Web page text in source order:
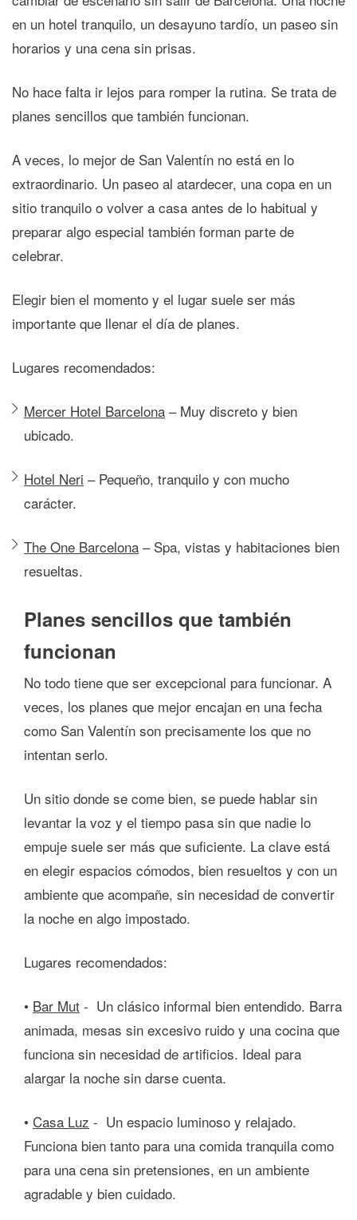
en un hotel tranquilo, un desayuno tardío, un paseo sin
horarios y una cena sin prisas.
No hace falta ir lejos para romper la rutina. Se trata de
planes sencillos que también funcionan.
A veces, lo mejor de San Valentín no está en lo
extraordinario. Un paseo al atardecer, una copa en un
sitio tranquilo o volver a casa antes de lo habitual y
preparar algo especial también forman parte de
celebrar.
Elegir bien el momento y el lugar suele ser más
importante que llenar el día de planes.
Lugares recomendados:
Mercer Hotel Barcelona – Muy discreto y bien
ubicado.
Hotel Neri – Pequeño, tranquilo y con mucho
carácter.
The One Barcelona – Spa, vistas y habitaciones bien
resueltas.
Planes sencillos que también
funcionan
No todo tiene que ser excepcional para funcionar. A
veces, los planes que mejor encajan en una fecha
como San Valentín son precisamente los que no
intentan serlo.
Un sitio donde se come bien, se puede hablar sin
levantar la voz y el tiempo pasa sin que nadie lo
empuje suele ser más que suficiente. La clave está
en elegir espacios cómodos, bien resueltos y con un
ambiente que acompañe, sin necesidad de convertir
la noche en algo impostado.
Lugares recomendados:
• Bar Mut - Un clásico informal bien entendido. Barra
animada, mesas sin excesivo ruido y una cocina que
funciona sin necesidad de artificios. Ideal para
alargar la noche sin darse cuenta.
• Casa Luz - Un espacio luminoso y relajado.
Funciona bien tanto para una comida tranquila como
para una cena sin pretensiones, en un ambiente
agradable y bien cuidado.